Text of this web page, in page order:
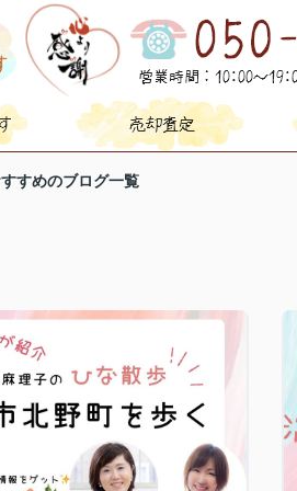
すめのブログ一覧